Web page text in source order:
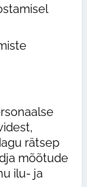
rätsep
mõõtude
ilu- ja